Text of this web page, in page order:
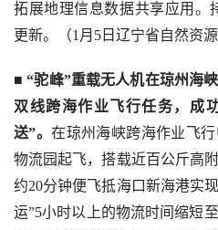
拓展地理信息数据共享应用。
更新。（1月5日辽宁省自然资源
■ “驼峰”重载无人机在琼州海
双线跨海作业飞行任务，成
送”。在琼州海峡跨海作业飞
物流园起飞，搭载近百公斤高
约20分钟便飞抵海口新海港实
运”5小时以上的物流时间缩短